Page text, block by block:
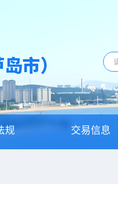
规 交易信息